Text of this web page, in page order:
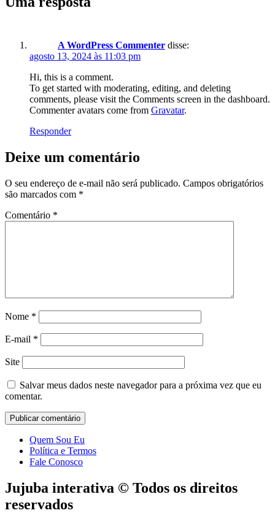
A WordPress Commenter disse:
agosto 13, 2024 às 11:03 pm
Hi, this is a comment.
To get started with moderating, editing, and deleting
comments, please visit the Comments screen in the dashboard.
Commenter avatars come from Gravatar.
Responder
Deixe um comentário
O seu endereço de e-mail não será publicado. Campos obrigatórios
são marcados com *
Comentário *
Nome *
E-mail *
Site
Salvar meus dados neste navegador para a próxima vez que eu
comentar.
Quem Sou Eu
Política e Termos
Fale Conosco
Jujuba interativa © Todos os direitos
reservados